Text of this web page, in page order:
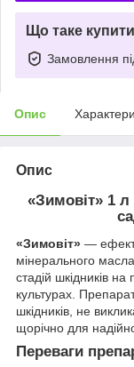
Що таке
Замовлення
Опис
Опис
«Зимовіт» 1
«Зимовіт» —
мінерального
стадій шкідників
культурах.
шкідників, не
щорічно для
Переваги